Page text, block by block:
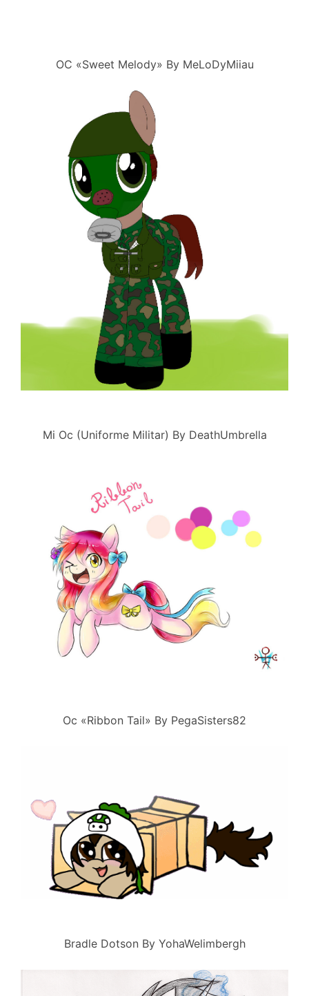
OC «Sweet Melody» By MeLoDyMiiau
Mi Oc (Uniforme Militar) By DeathUmbrella
Oc «Ribbon Tail» By PegaSisters82
Bradle Dotson By YohaWelimbergh